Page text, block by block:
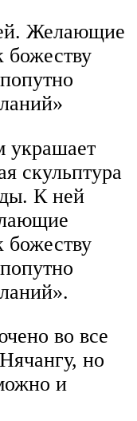
Желающие
божеству
украшает
скульптура
К ней
божеству
во все
но
и